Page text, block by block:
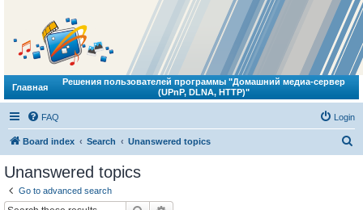
Главная
Решения пользователей программы "Домашний медиа-сервер
(UPnP, DLNA, HTTP)"
FAQ Login
Board index Search Unanswered topics
Unanswered topics
Go to advanced search